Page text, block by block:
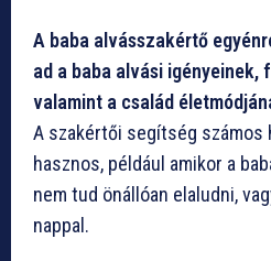
A baba alvásszakértő
ad a baba alvási igényeinek,
valamint a család
A szakértői segítség számos
hasznos, például amikor a
nem tud önállóan elaludni,
nappal.